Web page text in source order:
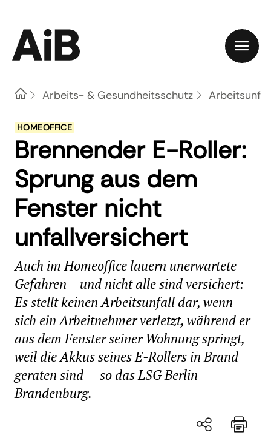
HomeArbeits- & Gesundheitsschutz Arbeitsunfall
HOMEOFFICE
Brennender E-Roller:
Sprung aus dem
Fenster nicht
unfallversichert
Auch im Homeoffice lauern unerwartete
Gefahren – und nicht alle sind versichert:
Es stellt keinen Arbeitsunfall dar, wenn
sich ein Arbeitnehmer verletzt, während er
aus dem Fenster seiner Wohnung springt,
weil die Akkus seines E-Rollers in Brand
geraten sind — so das LSG Berlin-
Brandenburg.